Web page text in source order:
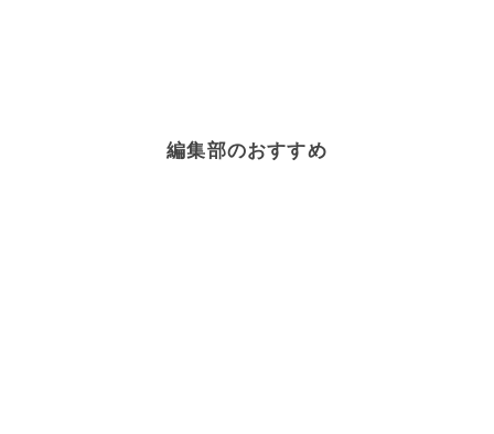
編集部のおすすめ